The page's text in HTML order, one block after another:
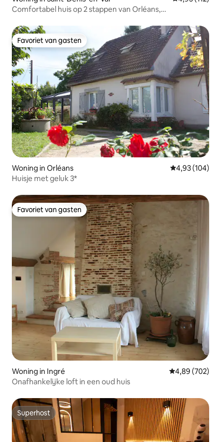
Comfortabel huis op 2 stappen van Orléans,
Favoriet van gasten
Favoriet van gasten
Woning in Orléans Gemiddelde
4,93 (104)
Huisje met geluk 3*
Favoriet van gasten
Favoriet van gasten
Woning in Ingré Gemiddelde
4,89 (702)
Onafhankelijke loft in een oud huis
Superhost
Superhost